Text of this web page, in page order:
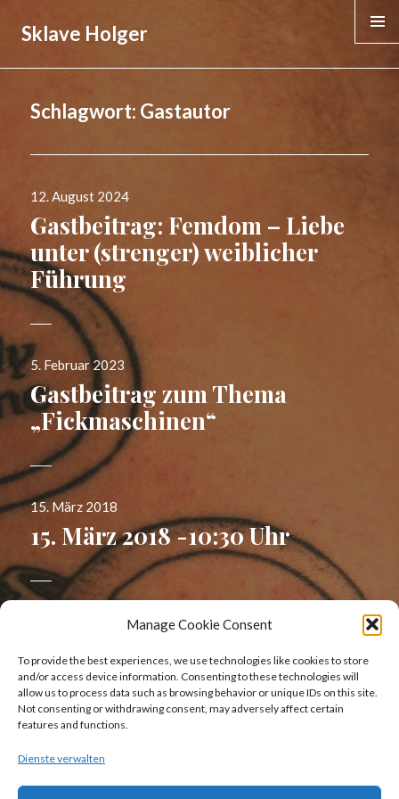
Manage Cookie Consent
To provide the best experiences, we use technologies like cookies to store
and/or access device information. Consenting to these technologies will
allow us to process data such as browsing behavior or unique IDs on this site.
Not consenting or withdrawing consent, may adversely affect certain
features and functions.
Dienste verwalten
Sklave Holger
Schlagwort: Gastautor
Veröffentlicht
am
12. August 2024
Gastbeitrag: Femdom – Liebe
unter (strenger) weiblicher
Führung
Veröffentlicht
am
5. Februar 2023
Gastbeitrag zum Thema
„Fickmaschinen“
Veröffentlicht
15. März 2018
15. März 2018 -10:30 Uhr
Wochenbericht für die Woche
04/2016
Veröffentlicht
am
31. Januar 2016
Ich habe eine Gastautorin auf